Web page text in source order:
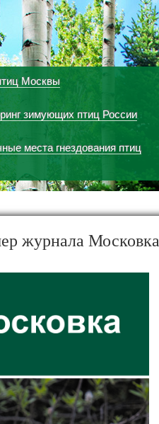
Москвы
зимующих птиц России
места гнездования птиц
журнала Московка